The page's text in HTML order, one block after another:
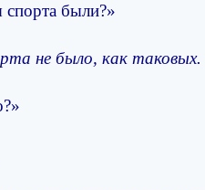
были?»
не было, как